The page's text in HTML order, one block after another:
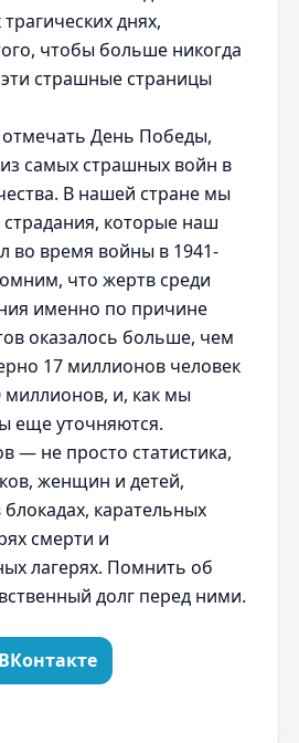
днях,
чтобы больше никогда
страшные страницы
День Победы,
самых страшных войн в
В нашей стране мы
которые наш
во время войны в 1941-
что жертв среди
именно по причине
оказалось больше, чем
17 миллионов человек
миллионов, и, как мы
еще уточняются.
— не просто статистика,
женщин и детей,
карательных
смерти и
лагерях. Помнить об
долг перед ними.